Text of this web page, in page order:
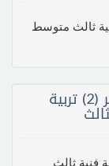
ثالث متوسط
حل درس فن رسوم الكرتون الكاريكاتير (2) تربية
الكاريكاتير (2) تربية فنية ثالث